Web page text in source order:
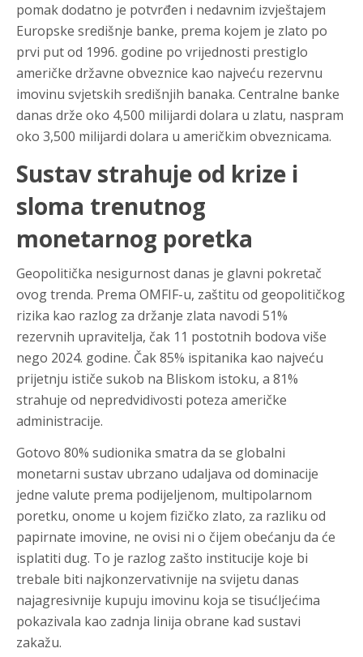
pomak dodatno je potvrđen i nedavnim izvještajem
Europske središnje banke, prema kojem je zlato po
prvi put od 1996. godine po vrijednosti prestiglo
američke državne obveznice kao najveću rezervnu
imovinu svjetskih središnjih banaka. Centralne banke
danas drže oko 4,500 milijardi dolara u zlatu, naspram
oko 3,500 milijardi dolara u američkim obveznicama.
Sustav strahuje od krize i
sloma trenutnog
monetarnog poretka
Geopolitička nesigurnost danas je glavni pokretač
ovog trenda. Prema OMFIF-u, zaštitu od geopolitičkog
rizika kao razlog za držanje zlata navodi 51%
rezervnih upravitelja, čak 11 postotnih bodova više
nego 2024. godine. Čak 85% ispitanika kao najveću
prijetnju ističe sukob na Bliskom istoku, a 81%
strahuje od nepredvidivosti poteza američke
administracije.
Gotovo 80% sudionika smatra da se globalni
monetarni sustav ubrzano udaljava od dominacije
jedne valute prema podijeljenom, multipolarnom
poretku, onome u kojem fizičko zlato, za razliku od
papirnate imovine, ne ovisi ni o čijem obećanju da će
isplatiti dug. To je razlog zašto institucije koje bi
trebale biti najkonzervativnije na svijetu danas
najagresivnije kupuju imovinu koja se tisućljećima
pokazivala kao zadnja linija obrane kad sustavi
zakažu.